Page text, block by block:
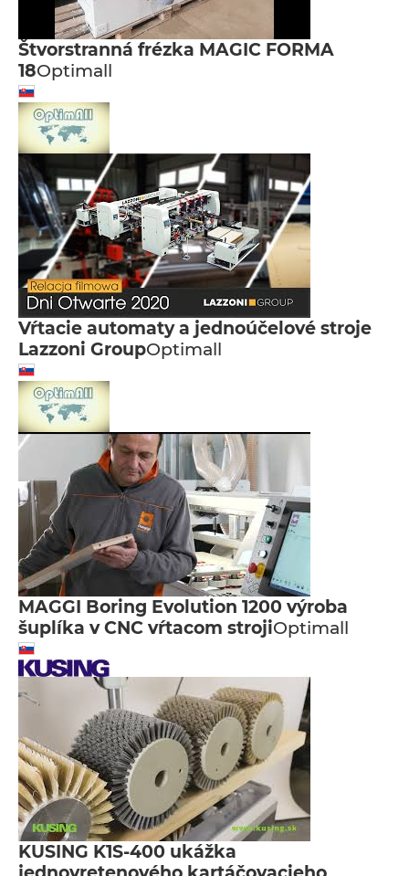
Štvorstranná frézka MAGIC FORMA
18Optimall
Vŕtacie automaty a jednoúčelové stroje
Lazzoni GroupOptimall
MAGGI Boring Evolution 1200 výroba
šuplíka v CNC vŕtacom strojiOptimall
KUSING K1S-400 ukážka